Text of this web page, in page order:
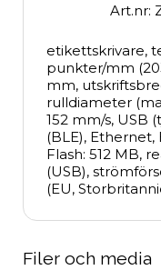
Art.nr:
etikettskrivare,
punkter/mm
mm,
rulldiameter
152 mm/s, USB
(BLE), Ethernet,
Flash: 512 MB,
(USB),
(EU,
Filer och media